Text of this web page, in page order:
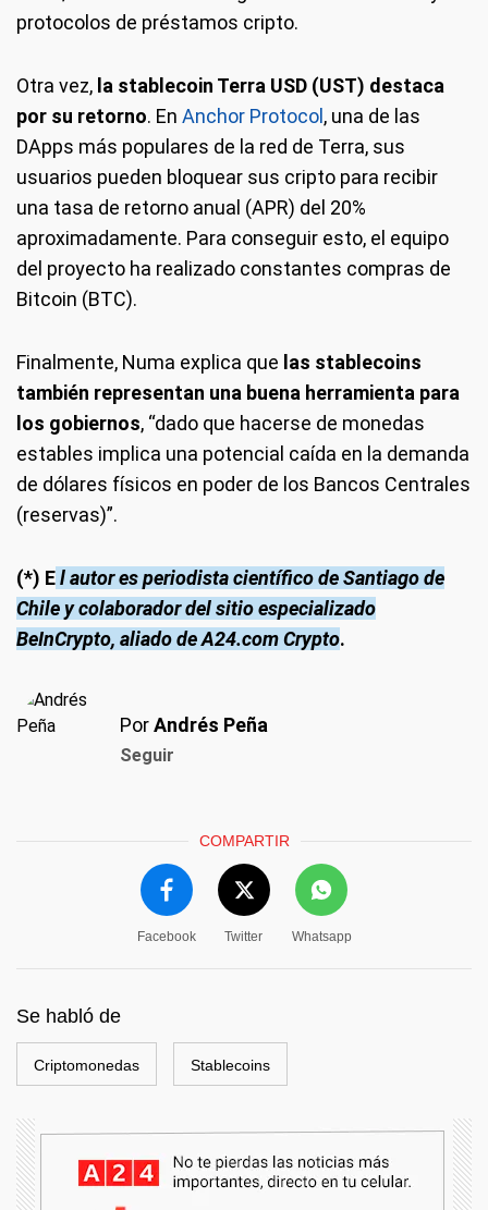
protocolos de préstamos cripto.
Otra vez, la stablecoin Terra USD (UST) destaca
por su retorno. En Anchor Protocol , una de las
DApps más populares de la red de Terra, sus
usuarios pueden bloquear sus cripto para recibir
una tasa de retorno anual (APR) del 20%
aproximadamente. Para conseguir esto, el equipo
del proyecto ha realizado constantes compras de
Bitcoin (BTC).
Finalmente, Numa explica que las stablecoins
también representan una buena herramienta para
los gobiernos, “dado que hacerse de monedas
estables implica una potencial caída en la demanda
de dólares físicos en poder de los Bancos Centrales
(reservas)”.
(*) El autor es periodista científico de Santiago de
Chile y colaborador del sitio especializado
BeInCrypto, aliado de A24.com Crypto.
PorAndrés Peña
Seguir
COMPARTIR
Facebook Twitter Whatsapp
Se habló de
Criptomonedas Stablecoins